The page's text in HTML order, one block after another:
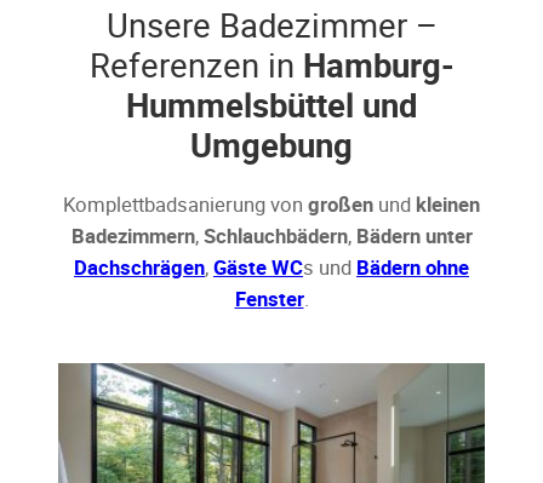
Unsere Badezimmer –
Referenzen in Hamburg-
Hummelsbüttel und
Umgebung
Komplettbadsanierung von großen und kleinen
Badezimmern,Schlauchbädern, Bädern unter
Dachschrägen,Gäste WCs und Bädern ohne
Fenster.